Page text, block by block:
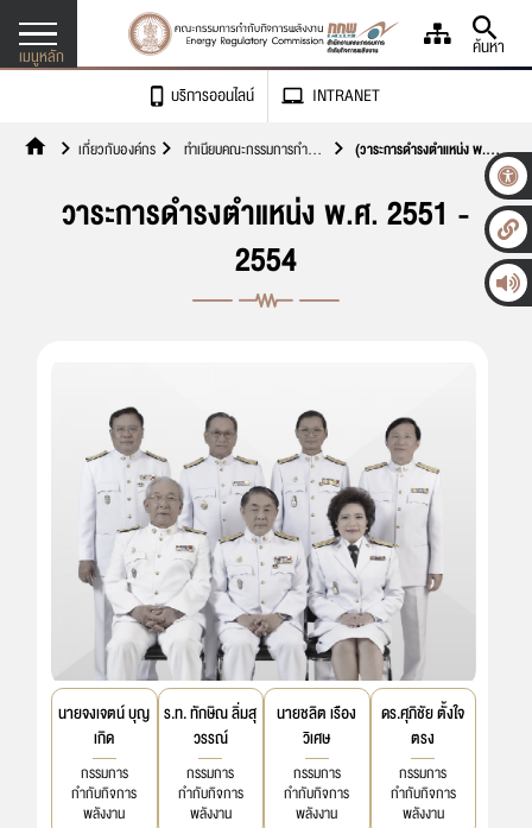
เมนูหลัก
เข้าถึงเรา เข้าใจคุณ
กฎหมาย
ข่าวและสื่อประชาสัมพันธ์
การประเมินคุณธรรมและความโปร่งใส (ITA)
ติดต่อเรา
บริการออนไลน์ INTRANET
ค้นหา
ขนาดตัวอักษร +
การขอรับใบอนุญาต
ติดตามสถานะการขอใบอนุญาต
ตรวจติดตามสถานประกอบการ
กองทุนพัฒนาไฟฟ้า
การจัดหาไฟฟ้า
ระบบโครงข่ายพลังงาน
ศูนย์ข้อมูลข่าวสารของสำนักงาน กกพ.
เกี่ยวกับองค์กร
ทำเนียบคณะกรรมการกำกับ
(วาระการดำรงตำแหน่ง พ.ศ.
วาระการดำรงตำแหน่ง พ.ศ. 2551 -
2554
นายจงเจตน์ บุญ
เกิด
กรรมการ
กำกับกิจการ
พลังงาน
ร.ท. ทักษิณ ลิ่มสุ
วรรณ์
กรรมการ
กำกับกิจการ
พลังงาน
นายชลิต เรือง
วิเศษ
กรรมการ
กำกับกิจการ
พลังงาน
ดร.ศุภิชัย ตั้งใจ
ตรง
กรรมการ
กำกับกิจการ
พลังงาน